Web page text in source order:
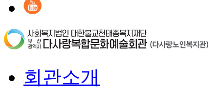
회관소개